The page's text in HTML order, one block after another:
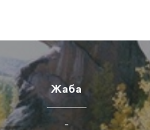
Жаба
-